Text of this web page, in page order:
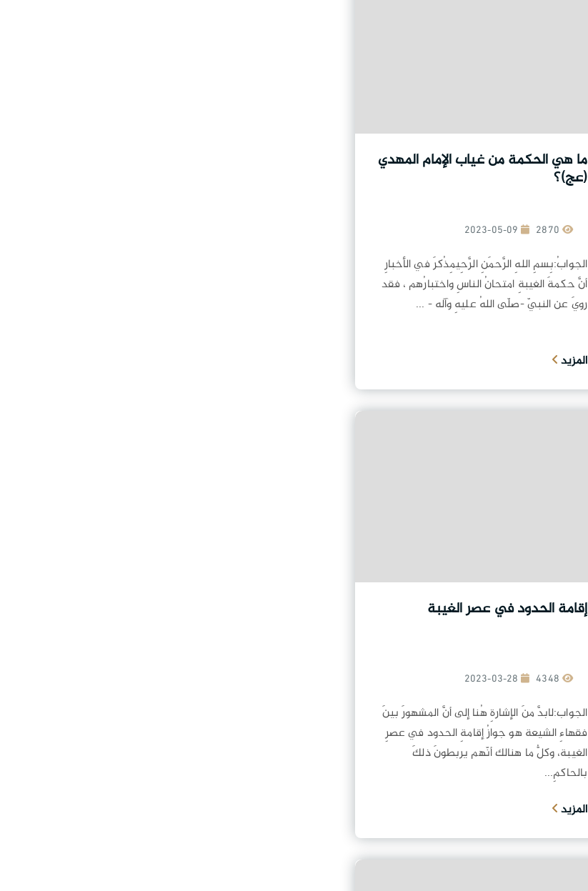
ما هي الحكمة من غياب الإمام المهدي
(عج)؟
2023-05-09
الجوابُ:بِسمِ اللهِ الرَّحمَنِ الرَّحِيمِذُكرَ في الأخبارِ
أنَّ حكمةَ الغيبةِ امتحانُ الناسِ واختبارُهم ، فقد
رويَ عن النبيّ -صلّى اللهُ عليهِ وآله - ...
المزيد
إقامة الحدود في عصر الغيبة
2023-03-28
الجواب:لابدَّ منَ الإشارةِ هُنا إلى أنَّ المشهورَ بينَ
فقهاءِ الشيعة هو جوازُ إقامةِ الحدود في عصرِ
الغيبة، وكلُّ ما هنالك أنّهم يربطونَ ذلكَ
بالحاكمِ...
المزيد